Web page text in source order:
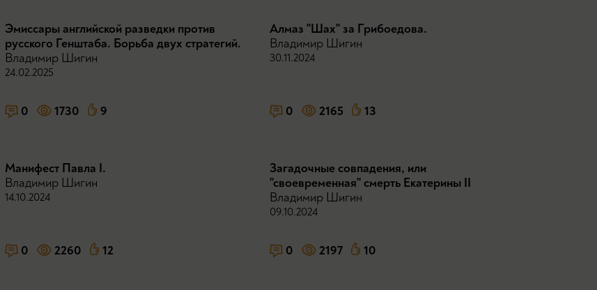
Эмиссары английской разведки против
русского Генштаба. Борьба двух стратегий.
Владимир Шигин
24.02.2025
0 1730 9
Алмаз "Шах" за Грибоедова.
Владимир Шигин
30.11.2024
0 2165 13
Манифест Павла I.
Владимир Шигин
14.10.2024
0 2260 12
Загадочные совпадения, или
"своевременная" смерть Екатерины II
Владимир Шигин
09.10.2024
0 2197 10